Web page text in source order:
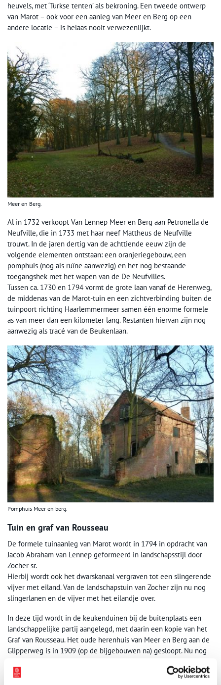
heuvels, met ‘Turkse tenten’ als bekroning. Een tweede ontwerp
van Marot – ook voor een aanleg van Meer en Berg op een
andere locatie – is helaas nooit verwezenlijkt.
Meer en Berg.
Al in 1732 verkoopt Van Lennep Meer en Berg aan Petronella de
Neufville, die in 1733 met haar neef Mattheus de Neufville
trouwt. In de jaren dertig van de achttiende eeuw zijn de
volgende elementen ontstaan: een oranjeriegebouw, een
pomphuis (nog als ruïne aanwezig) en het nog bestaande
toegangshek met het wapen van de De Neufvilles.
Tussen ca. 1730 en 1794 vormt de grote laan vanaf de Herenweg,
de middenas van de Marot-tuin en een zichtverbinding buiten de
tuinpoort richting Haarlemmermeer samen één enorme formele
as van meer dan een kilometer lang. Restanten hiervan zijn nog
aanwezig als tracé van de Beukenlaan.
Pomphuis Meer en berg.
Tuin en graf van Rousseau
De formele tuinaanleg van Marot wordt in 1794 in opdracht van
Jacob Abraham van Lennep geformeerd in landschapsstijl door
Zocher sr.
Hierbij wordt ook het dwarskanaal vergraven tot een slingerende
vijver met eiland. Van de landschapstuin van Zocher zijn nu nog
slingerlanen en de vijver met het eilandje over.
In deze tijd wordt in de keukenduinen bij de buitenplaats een
landschappelijke partij aangelegd, met daarin een kopie van het
Graf van Rousseau. Het oude herenhuis van Meer en Berg aan de
Glipperweg is in 1909 (op de bijgebouwen na) gesloopt. Nu nog
en een bijgebouw dat nu Meerzicht heet. Architect Foeke